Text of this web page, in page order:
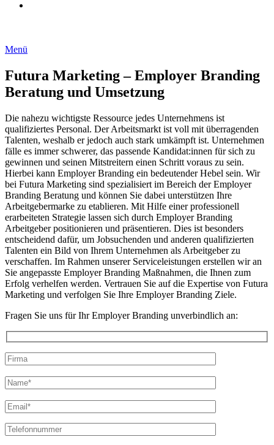
Menü
Futura Marketing – Employer Branding
Beratung und Umsetzung
Die nahezu wichtigste Ressource jedes Unternehmens ist
qualifiziertes Personal. Der Arbeitsmarkt ist voll mit überragenden
Talenten, weshalb er jedoch auch stark umkämpft ist. Unternehmen
fälle es immer schwerer, das passende Kandidat:innen für sich zu
gewinnen und seinen Mitstreitern einen Schritt voraus zu sein.
Hierbei kann Employer Branding ein bedeutender Hebel sein. Wir
bei Futura Marketing sind spezialisiert im Bereich der Employer
Branding Beratung und können Sie dabei unterstützen Ihre
Arbeitgebermarke zu etablieren. Mit Hilfe einer professionell
erarbeiteten Strategie lassen sich durch Employer Branding
Arbeitgeber positionieren und präsentieren. Dies ist besonders
entscheidend dafür, um Jobsuchenden und anderen qualifizierten
Talenten ein Bild von Ihrem Unternehmen als Arbeitgeber zu
verschaffen. Im Rahmen unserer Serviceleistungen erstellen wir an
Sie angepasste Employer Branding Maßnahmen, die Ihnen zum
Erfolg verhelfen werden. Vertrauen Sie auf die Expertise von Futura
Marketing und verfolgen Sie Ihre Employer Branding Ziele.
Fragen Sie uns für Ihr Employer Branding unverbindlich an:
Bitte
lasse
dieses
Feld
leer.
lasse
Feld
leer.